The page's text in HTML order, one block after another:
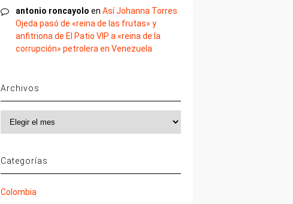
antonio roncayolo enAsí Johanna Torres
Ojeda pasó de «reina de las frutas» y
anfitriona de El Patio VIP a «reina de la
corrupción» petrolera en Venezuela
Archivos
Categorías
Colombia